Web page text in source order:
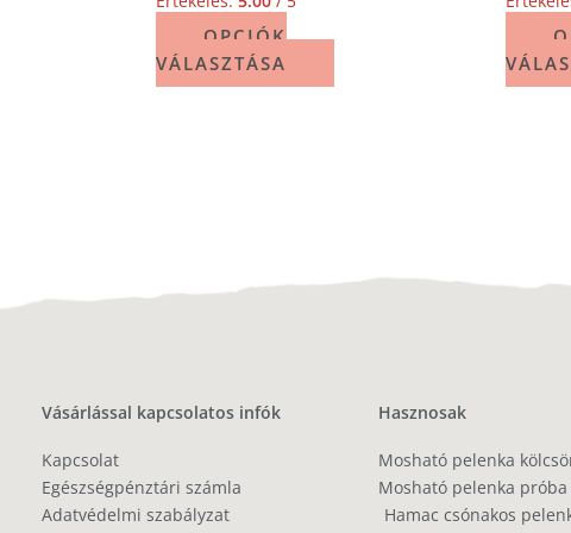
OPCIÓK
VÁLASZTÁSA
Vásárlással kapcsolatos infók
Kapcsolat
Egészségpénztári számla
Adatvédelmi szabályzat
Hasznosak
Mosható pelenka
Mosható pelenka
Hamac csónakos